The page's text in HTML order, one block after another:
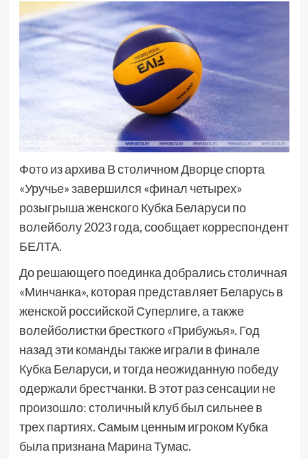
Фото из архива В столичном Дворце спорта
«Уручье» завершился «финал четырех»
розыгрыша женского Кубка Беларуси по
волейболу 2023 года, сообщает корреспондент
БЕЛТА.
До решающего поединка добрались столичная
«Минчанка», которая представляет Беларусь в
женской российской Суперлиге, а также
волейболистки бресткого «Прибужья». Год
назад эти команды также играли в финале
Кубка Беларуси, и тогда неожиданную победу
одержали брестчанки. В этот раз сенсации не
произошло: столичный клуб был сильнее в
трех партиях. Самым ценным игроком Кубка
была признана Марина Тумас.